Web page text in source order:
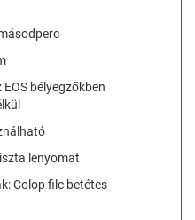
bélyegzőkben
lenyomat
Colop filc betétes